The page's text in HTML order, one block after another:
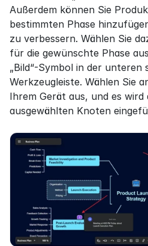
Außerdem können Sie
bestimmten Phase
zu verbessern. Wählen Sie
für die gewünschte Phase
„Bild“-Symbol in der unteren
Werkzeugleiste. Wählen Sie
Ihrem Gerät aus, und es
ausgewählten Knoten